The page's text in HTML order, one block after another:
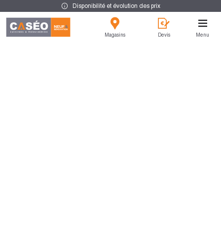
Disponibilité et évolution des prix
Magasins Devis Menu